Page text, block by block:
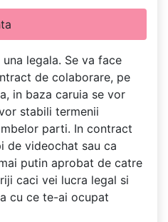
legala. Se va face
de colaborare, pe
in baza caruia se vor
stabili termenii
parti. In contract
de videochat sau ca
putin aprobat de catre
caci vei lucra legal si
cu ce te-ai ocupat